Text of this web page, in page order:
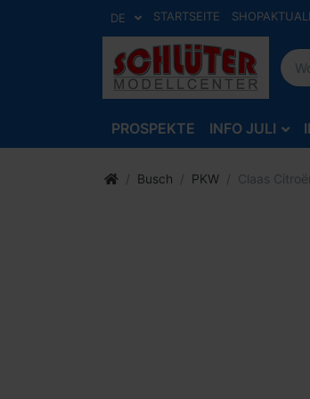
DE STARTSEITE
PROSPEKTE INFO JULI
Busch PKW Claas